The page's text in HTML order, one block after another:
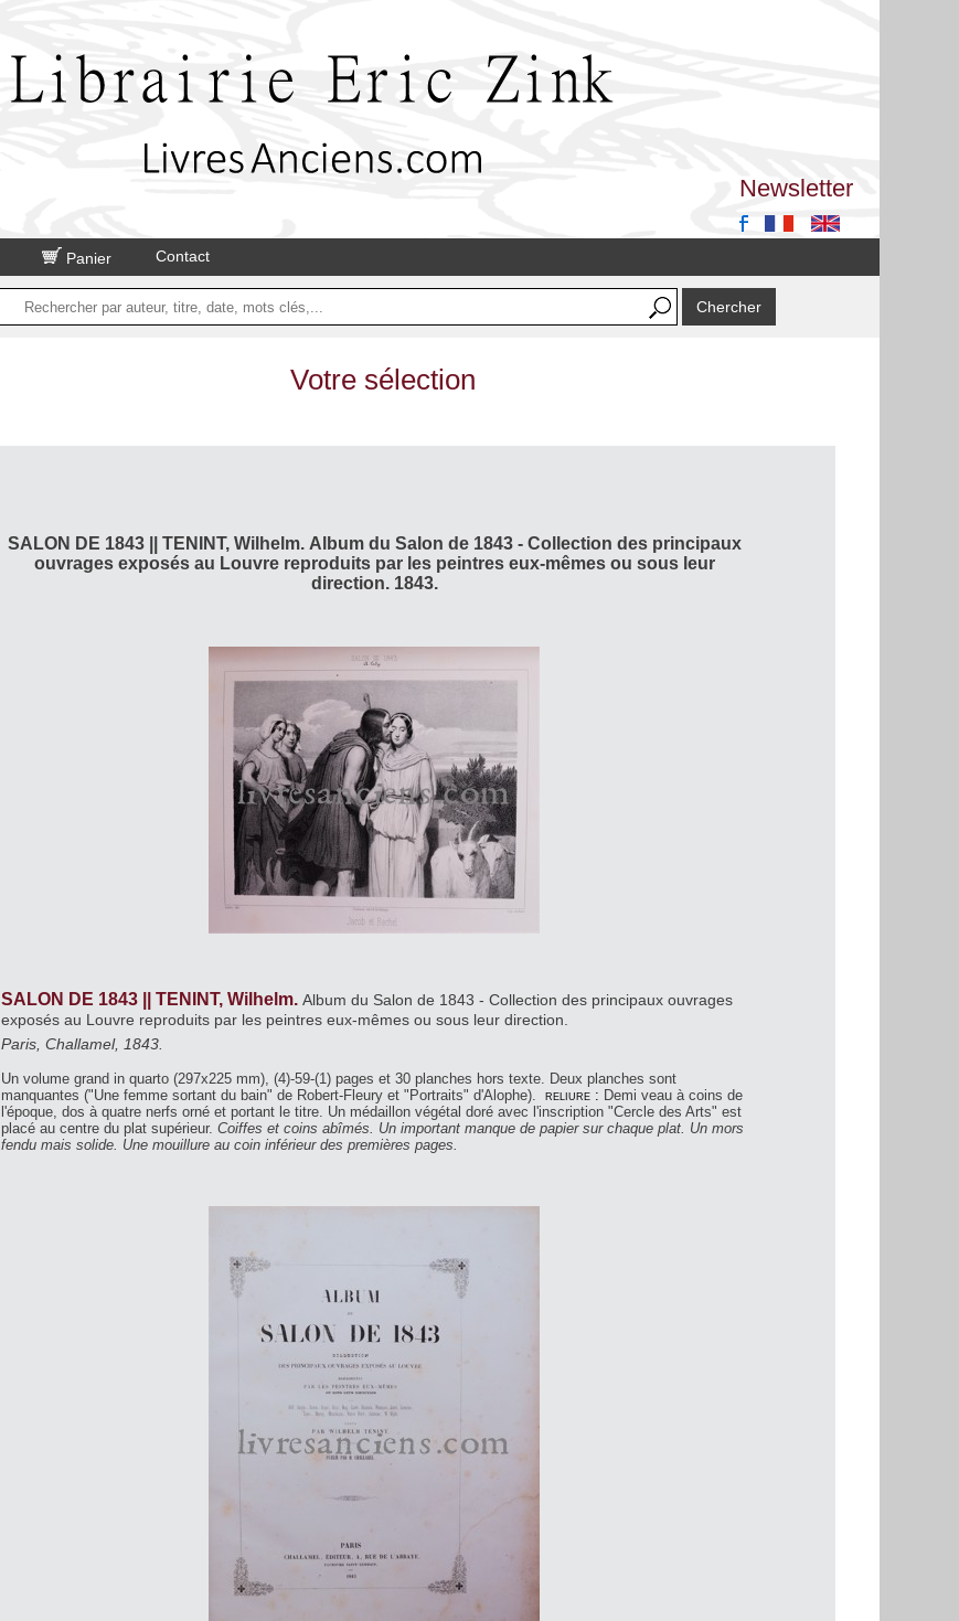
Newsletter
Panier Contact
Votre sélection
SALON DE 1843 || TENINT, Wilhelm. Album du Salon de 1843 - Collection des principaux
ouvrages exposés au Louvre reproduits par les peintres eux-mêmes ou sous leur
direction. 1843.
SALON DE 1843 || TENINT, Wilhelm. Album du Salon de 1843 - Collection des principaux ouvrages
exposés au Louvre reproduits par les peintres eux-mêmes ou sous leur direction.
Paris, Challamel, 1843.
Un volume grand in quarto (297x225 mm), (4)-59-(1) pages et 30 planches hors texte. Deux planches sont
manquantes ("Une femme sortant du bain" de Robert-Fleury et "Portraits" d'Alophe).
reliure : Demi veau à coins de
l'époque, dos à quatre nerfs orné et portant le titre. Un médaillon végétal doré avec l'inscription "Cercle des Arts" est
placé au centre du plat supérieur. Coiffes et coins abîmés. Un important manque de papier sur chaque plat. Un mors
fendu mais solide. Une mouillure au coin inférieur des premières pages.